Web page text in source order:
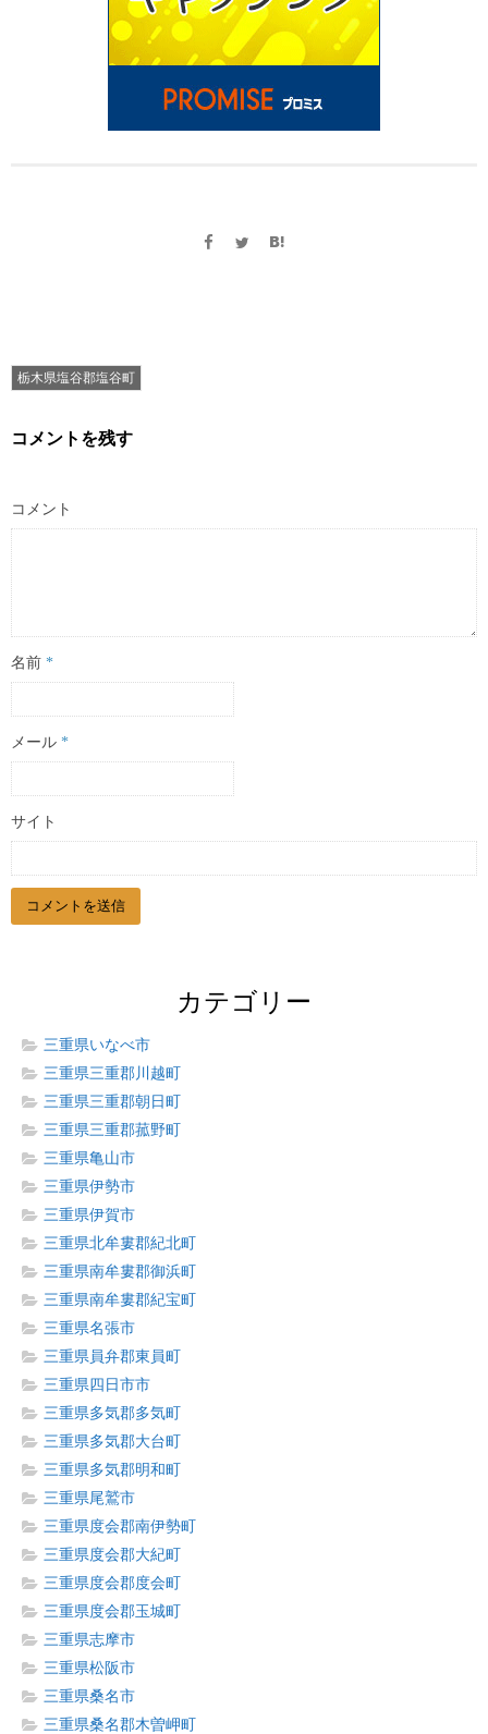
栃木県塩谷郡塩谷町
コメントを残す
コメント
名前 *
メール *
サイト
カテゴリー
三重県いなべ市
三重県三重郡川越町
三重県三重郡朝日町
三重県三重郡菰野町
三重県亀山市
三重県伊勢市
三重県伊賀市
三重県北牟婁郡紀北町
三重県南牟婁郡御浜町
三重県南牟婁郡紀宝町
三重県名張市
三重県員弁郡東員町
三重県四日市市
三重県多気郡多気町
三重県多気郡大台町
三重県多気郡明和町
三重県尾鷲市
三重県度会郡南伊勢町
三重県度会郡大紀町
三重県度会郡度会町
三重県度会郡玉城町
三重県志摩市
三重県松阪市
三重県桑名市
三重県桑名郡木曽岬町